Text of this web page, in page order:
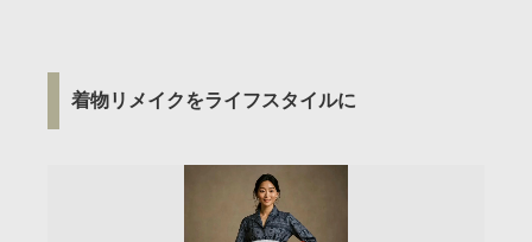
着物リメイクをライフスタイルに